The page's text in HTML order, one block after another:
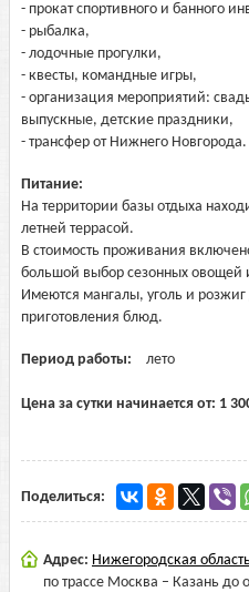
- прокат спортивного и банного
- рыбалка,
- лодочные прогулки,
- квесты, командные игры,
- организация мероприятий:
выпускные, детские праздники,
- трансфер от Нижнего Новгорода.
Питание:
На территории базы отдыха
летней террасой.
В стоимость проживания
большой выбор сезонных овощей
Имеются мангалы, уголь и розжиг
приготовления блюд.
Период работы: лето
Цена за сутки начинается от: 1
Поделиться:
Адрес: Нижегородская
по трассе Москва – Казань